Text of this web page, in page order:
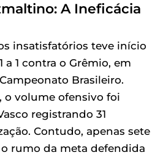
A Ineficácia
insatisfatórios teve início
a 1 contra o Grêmio, em
Brasileiro.
o volume ofensivo foi
registrando 31
Contudo, apenas sete
rumo da meta defendida